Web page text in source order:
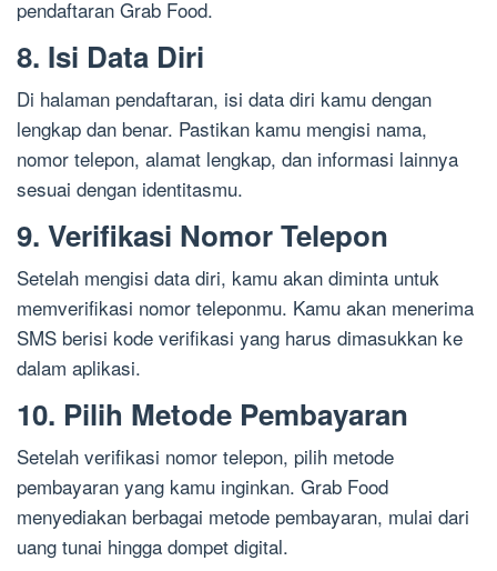
pendaftaran Grab Food.
8. Isi Data Diri
Di halaman pendaftaran, isi data diri kamu dengan
lengkap dan benar. Pastikan kamu mengisi nama,
nomor telepon, alamat lengkap, dan informasi lainnya
sesuai dengan identitasmu.
9. Verifikasi Nomor Telepon
Setelah mengisi data diri, kamu akan diminta untuk
memverifikasi nomor teleponmu. Kamu akan menerima
SMS berisi kode verifikasi yang harus dimasukkan ke
dalam aplikasi.
10. Pilih Metode Pembayaran
Setelah verifikasi nomor telepon, pilih metode
pembayaran yang kamu inginkan. Grab Food
menyediakan berbagai metode pembayaran, mulai dari
uang tunai hingga dompet digital.